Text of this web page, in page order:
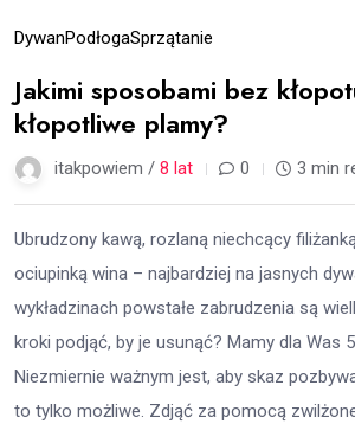
DywanPodłogaSprzątanie
Jakimi sposobami bez
kłopotliwe plamy?
itakpowiem / 8 lat 0 3 min
Ubrudzony kawą, rozlaną niechcący
ociupinką wina – najbardziej na jasnych
wykładzinach powstałe zabrudzenia są
kroki podjąć, by je usunąć? Mamy dla Was
Niezmiernie ważnym jest, aby skaz
to tylko możliwe. Zdjąć za pomocą